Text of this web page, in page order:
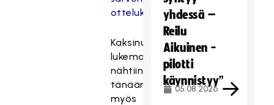
ottelukuviin
Kaksinumeroiset
lukemat
nähtiin
tänään
myös
yhdessä –
Reilu
Aikuinen -
pilotti
käynnistyy”
05.08.2026